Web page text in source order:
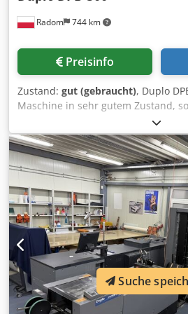
mm, Max.: 350 x 500 mm.
Sortiergeschwindigkeit: Bis zu
pro Stunde. Fächerkapazität: 65 mm
Broschürenfertigungsanlage.
mm x 500 mm (bis zu 356 mm x
Konfigurationen). Minimales
mm. Maximale
Papier mit 80 g/m² (erstellt eine
Maximale Heftstärke: 5 mm (ca. 50
Radom 744 km
Preisinfo
Zustand: gut (gebraucht), Duplo
Maschine in sehr gutem Zustand,
Geringer Kilometerstand. Maschine
Einstellungen - Steuerung über
Dksdpfozlgaxjx Ah Dor
Leim auftragen, einschließlich
Lichtschranken, externe
Daten: Leistung bis zu 530 Takte/h
51mm Max. Format 360x320mm
Dicke des Umschlags 300g Gewicht
400V
Suche